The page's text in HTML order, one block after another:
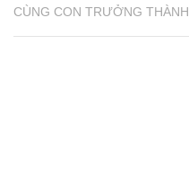
CÙNG CON TRƯỞNG THÀNH